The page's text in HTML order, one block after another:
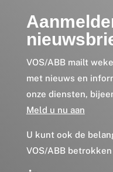
VOS/ABB mailt
met nieuws en
onze diensten,
Meld u nu aan
U kunt ook de
VOS/ABB